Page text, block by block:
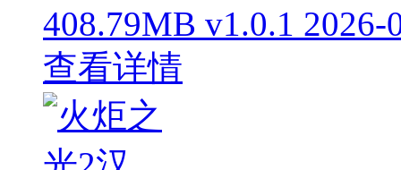
408.79MB v1.0.1 2026-
查看详情